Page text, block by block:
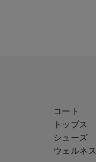
コート
トップス
シューズ
ウェルネス